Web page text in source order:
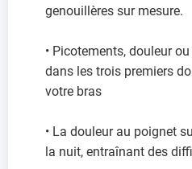
genouillères sur mesure.
• Picotements, douleur
dans les trois premiers
votre bras
• La douleur au poignet
la nuit, entraînant des